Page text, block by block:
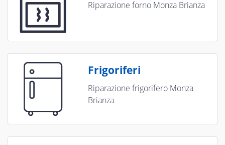
Riparazione forno Monza Brianza
Frigoriferi
Riparazione frigorifero Monza
Brianza